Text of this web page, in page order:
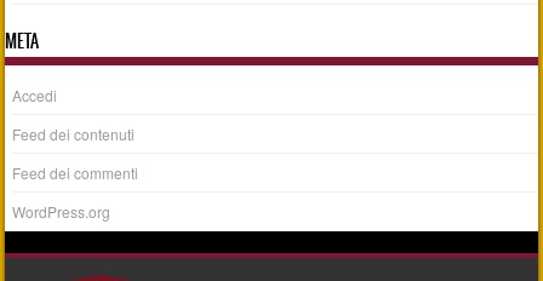
META
Accedi
Feed dei contenuti
Feed dei commenti
WordPress.org